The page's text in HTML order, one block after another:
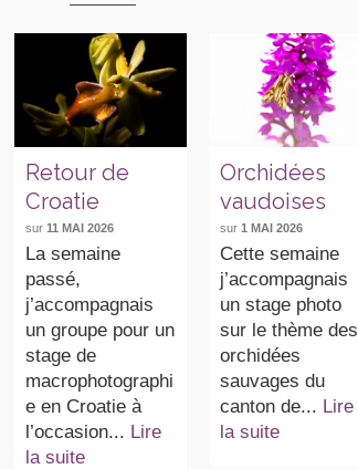
Retour de
Croatie
sur11 MAI 2026
La semaine
passé,
j’accompagnais
un groupe pour un
stage de
macrophotographi
e en Croatie à
l’occasion... Lire
la suite
Orchidées
vaudoises
sur 1 MAI 2026
Cette semaine
j’accompagnais
un stage photo
sur le thème des
orchidées
sauvages du
canton de... Lire
la suite